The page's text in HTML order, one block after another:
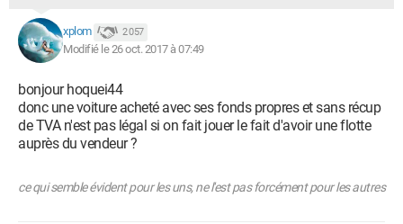
xplom 2 057
Modifié le 26 oct. 2017 à 07:49
bonjour hoquei44
donc une voiture acheté avec ses fonds propres et sans récup
de TVA n'est pas légal si on fait jouer le fait d'avoir une flotte
auprès du vendeur ?
ce qui semble évident pour les uns, ne l'est pas forcément pour les autres